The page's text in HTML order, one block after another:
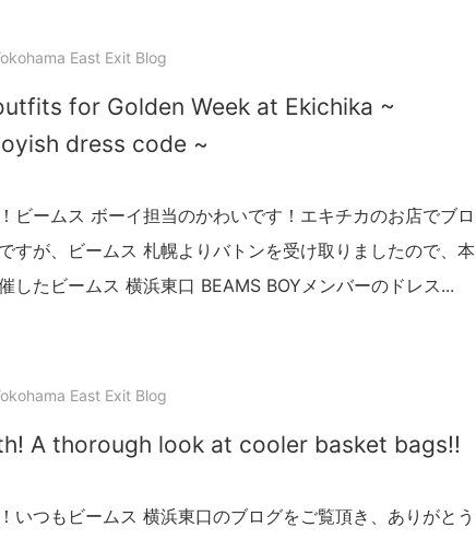
East Exit Blog
for Golden Week at Ekichika ~
dress code ~
ビームス ボーイ担当のかわいです！エキチカのお店でブロ
すが、ビームス 札幌よりバトンを受け取りましたので、本
したビームス 横浜東口 BEAMS BOYメンバーのドレス...
East Exit Blog
A thorough look at cooler basket bags!!
いつもビームス 横浜東口のブログをご覧頂き、ありがとう